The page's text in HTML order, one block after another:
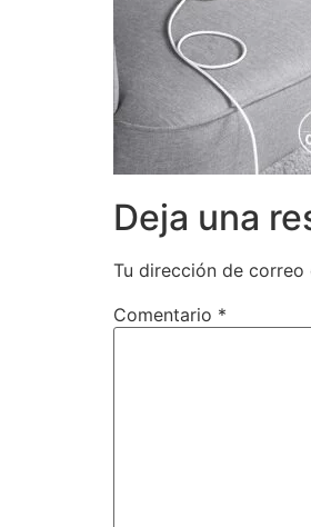
Deja una
Tu dirección de
Comentario *